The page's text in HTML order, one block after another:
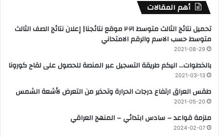
أهم المقالات
تحميل نتائج الثالث متوسط ٢٠٢١ موقع نتائجنا| إعلان نتائج الصف الثالث
متوسط حسب الاسم والرقم الامتحاني
2021-08-29
بالخطوات… اليكم طريقة التسجيل عبر المنصة للحصول على لقاح كورونا
2021-03-13
طقس العراق ارتفاع درجات الحرارة وتحذير من التعرض لأشعة الشمس
2021-05-20
ملزمة قواعد – سادس ابتدائي – المنهج العراقي
2024-02-07